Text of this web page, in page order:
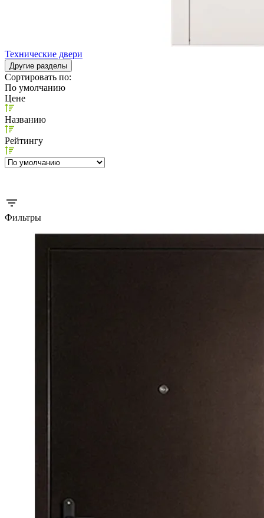
Технические двери
Другие разделы
Сортировать по:
По умолчанию
Цене
Названию
Рейтингу
Фильтры